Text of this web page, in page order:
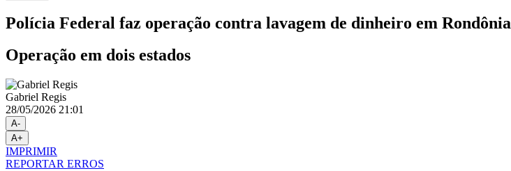
Polícia Federal faz operação contra lavagem de dinheiro em Rondônia
Operação em dois estados
Gabriel Regis
28/05/2026 21:01
A-
A+
IMPRIMIR
REPORTAR ERROS